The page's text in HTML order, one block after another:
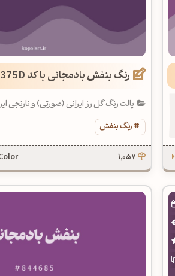
رنگ بنفش بادمجانی با کد 57375D
پالت رنگ گل رز ایرانی (صورتی) و نارنجی
رنگ بنفش
1,057